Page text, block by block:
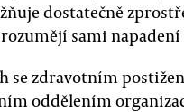
dostatečně
sami napadení
se zdravotním
oddělením